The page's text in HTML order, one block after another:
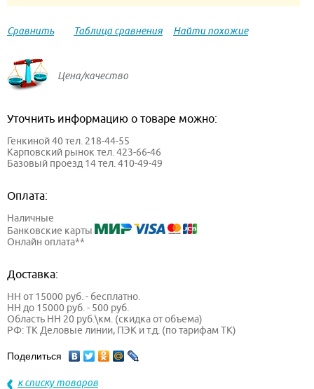
Сравнить Таблица сравнения Найти похожие
Цена/качество
Уточнить информацию о товаре можно:
Генкиной 40 тел. 218-44-55
Карповский рынок тел. 423-66-46
Базовый проезд 14 тел. 410-49-49
Оплата:
Наличные
Банковские карты
Онлайн оплата**
Доставка:
НН от 15000 руб. - бесплатно.
НН до 15000 руб. - 500 руб.
Область НН 20 руб.\км. (скидка от объема)
РФ: ТК Деловые линии, ПЭК и т.д. (по тарифам ТК)
Поделиться
к списку товаров